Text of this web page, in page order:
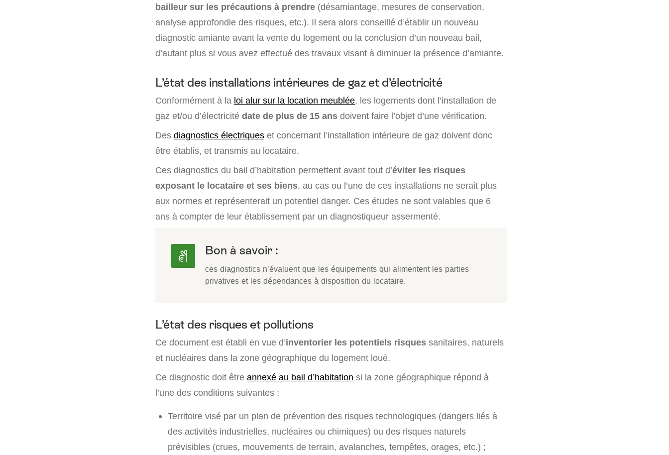
bailleur sur les précautions à prendre (désamiantage, mesures de conservation,
analyse approfondie des risques, etc.). Il sera alors conseillé d’établir un nouveau
diagnostic amiante avant la vente du logement ou la conclusion d’un nouveau bail,
d’autant plus si vous avez effectué des travaux visant à diminuer la présence d’amiante.
L’état des installations intérieures de gaz et d’électricité
Conformément à la loi alur sur la location meublée, les logements dont l’installation de
gaz et/ou d’électricité date de plus de 15 ans doivent faire l’objet d’une vérification.
Des diagnostics électriques et concernant l’installation intérieure de gaz doivent donc
être établis, et transmis au locataire.
Ces diagnostics du bail d’habitation permettent avant tout d’éviter les risques
exposant le locataire et ses biens, au cas ou l’une de ces installations ne serait plus
aux normes et représenterait un potentiel danger. Ces études ne sont valables que 6
ans à compter de leur établissement par un diagnostiqueur assermenté.
Bon à savoir :
ces diagnostics n’évaluent que les équipements qui alimentent les parties
privatives et les dépendances à disposition du locataire.
L’état des risques et pollutions
Ce document est établi en vue d’inventorier les potentiels risques sanitaires, naturels
et nucléaires dans la zone géographique du logement loué.
Ce diagnostic doit être annexé au bail d’habitation si la zone géographique répond à
l’une des conditions suivantes :
Territoire visé par un plan de prévention des risques technologiques (dangers liés à
des activités industrielles, nucléaires ou chimiques) ou des risques naturels
prévisibles (crues, mouvements de terrain, avalanches, tempêtes, orages, etc.) ;